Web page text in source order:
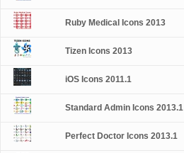
Ruby Medical Icons 2013
Tizen Icons 2013
iOS Icons 2011.1
Standard Admin Icons 2013.1
Perfect Doctor Icons 2013.1